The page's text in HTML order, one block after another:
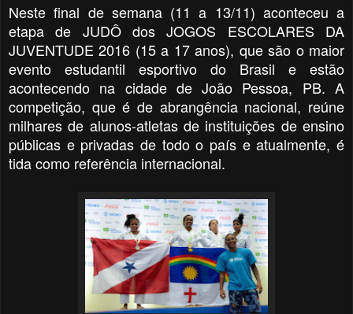
Neste final de semana (11 a 13/11) aconteceu a
etapa de JUDÔ dos JOGOS ESCOLARES DA
JUVENTUDE 2016 (15 a 17 anos), que são o maior
evento estudantil esportivo do Brasil e estão
acontecendo na cidade de João Pessoa, PB. A
competição, que é de abrangência nacional, reúne
milhares de alunos-atletas de instituições de ensino
públicas e privadas de todo o país e atualmente, é
tida como referência internacional.